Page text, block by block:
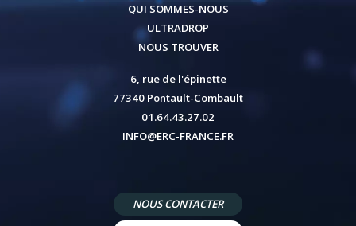
QUI SOMMES-NOUS
ULTRADROP
NOUS TROUVER
6, rue de l'épinette
77340 Pontault-Combault
01.64.43.27.02
INFO@ERC-FRANCE.FR
NOUS CONTACTER